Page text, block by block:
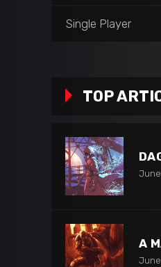
Single Player
TOP
June
A
June